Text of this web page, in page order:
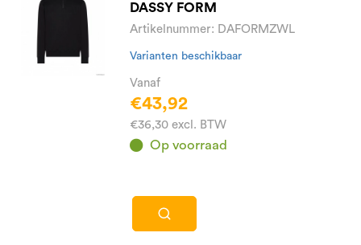
DASSY FORM
Artikelnummer: DAFORMZWL
Varianten beschikbaar
Vanaf
€43,92
€36,30 excl. BTW
Op voorraad